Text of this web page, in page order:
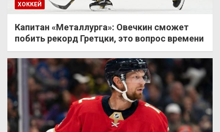
ХОККЕЙ
Капитан «Металлурга»: Овечкин сможет
побить рекорд Гретцки, это вопрос времени